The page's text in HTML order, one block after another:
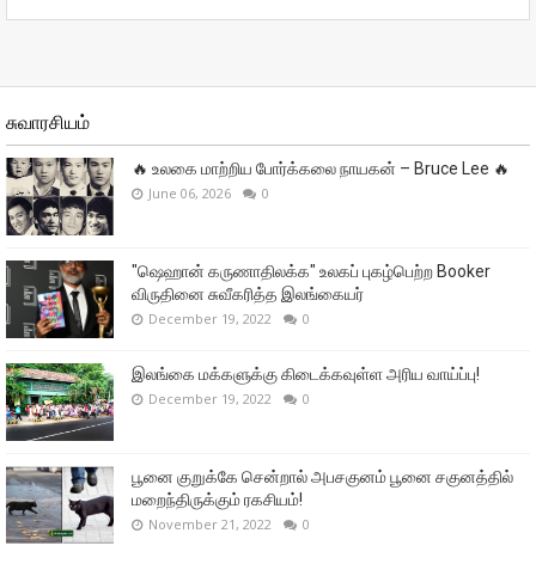
சுவாரசியம்
🔥 உலகை மாற்றிய போர்க்கலை நாயகன் – Bruce Lee 🔥
June 06, 2026 0
"ஷெஹான் கருணாதிலக்க" உலகப் புகழ்பெற்ற Booker
விருதினை சுவீகரித்த இலங்கையர்
December 19, 2022 0
இலங்கை மக்களுக்கு கிடைக்கவுள்ள அரிய வாய்ப்பு!
December 19, 2022 0
பூனை குறுக்கே சென்றால் அபசகுனம் பூனை சகுனத்தில்
மறைந்திருக்கும் ரகசியம்!
November 21, 2022 0